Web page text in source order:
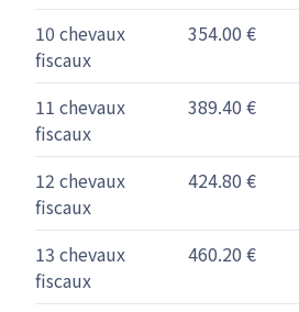
10 chevaux
fiscaux
354.00 €
11 chevaux
fiscaux
389.40 €
12 chevaux
fiscaux
424.80 €
13 chevaux
fiscaux
460.20 €